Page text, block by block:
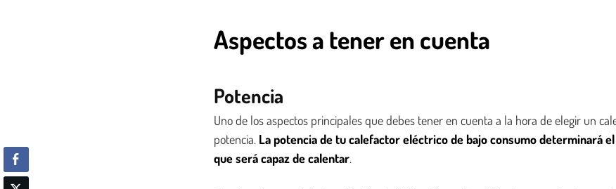
Aspectos a tener en cuenta
Potencia
Uno de los aspectos principales que debes tener en cuenta a la hora de elegir un
potencia. La potencia de tu calefactor eléctrico de bajo consumo determinará
que será capaz de calentar.